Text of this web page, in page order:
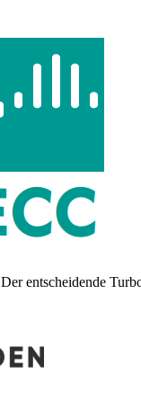
Der entscheidende